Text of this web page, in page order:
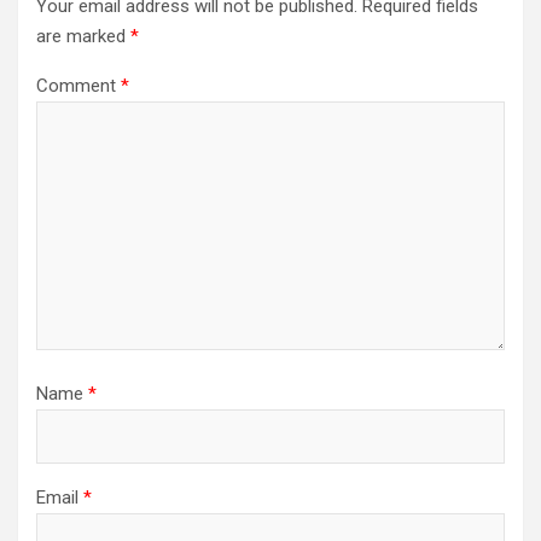
Your email address will not be published. Required fields
are marked *
Comment *
Name *
Email *